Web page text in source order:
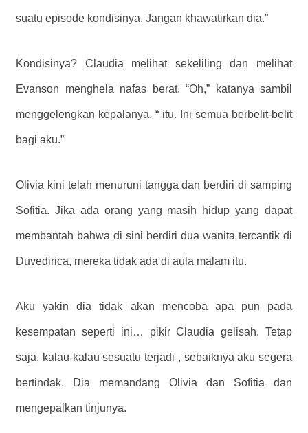
suatu episode kondisinya. Jangan khawatirkan dia.”
Kondisinya? Claudia melihat sekeliling dan melihat
Evanson menghela nafas berat. “Oh,” katanya sambil
menggelengkan kepalanya, “ itu. Ini semua berbelit-belit
bagi aku.”
Olivia kini telah menuruni tangga dan berdiri di samping
Sofitia. Jika ada orang yang masih hidup yang dapat
membantah bahwa di sini berdiri dua wanita tercantik di
Duvedirica, mereka tidak ada di aula malam itu.
Aku yakin dia tidak akan mencoba apa pun pada
kesempatan seperti ini… pikir Claudia gelisah. Tetap
saja, kalau-kalau sesuatuterjadi , sebaiknya aku segera
bertindak. Dia memandang Olivia dan Sofitia dan
mengepalkan tinjunya.